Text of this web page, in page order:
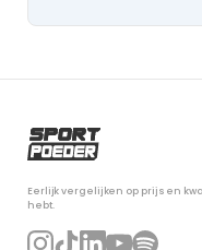
Eerlijk vergelijken op prijs en
hebt.